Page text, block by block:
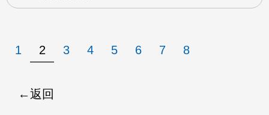
1 2 3 4 5 6 7 8
返回